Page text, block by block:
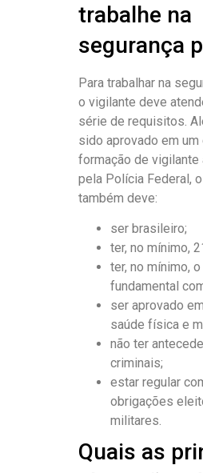
trabalhe na
segurança
Para trabalhar na
o vigilante deve
série de requisitos.
sido aprovado em um
formação de vigilante
pela Polícia Federal,
também deve:
ser brasileiro;
ter, no mínimo,
ter, no mínimo,
fundamental
ser aprovado
saúde física e
não ter
criminais;
estar regular
obrigações
militares.
Quais as